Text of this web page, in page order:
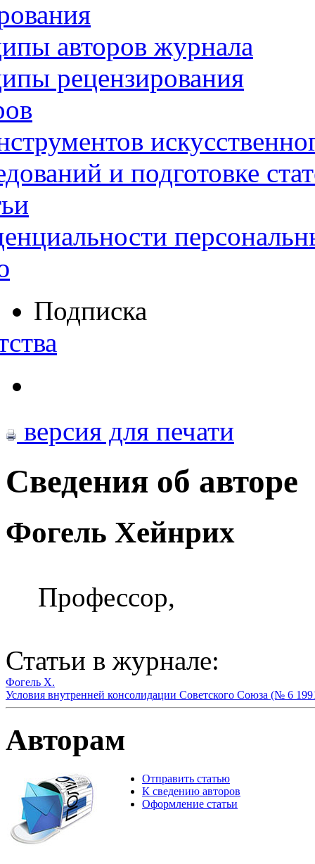
авторов журнала
рецензирования
и подготовке
Подписка
версия для печати
Сведения об авторе
Фогель Хейнрих
Профессор,
Статьи в журнале:
Фогель Х.
Условия внутренней консолидации Советского Союза (№ 6
Авторам
Отправить статью
К сведению авторов
Оформление статьи